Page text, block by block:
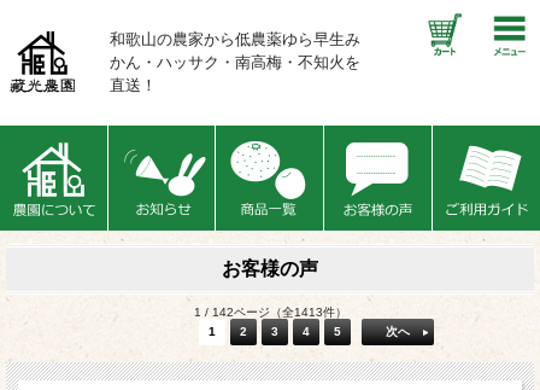
和歌山の農家から低農薬ゆら早生み
かん・ハッサク・南高梅・不知火を
直送！
お客様の声
1 / 142ページ（全1413件）
1
2 3 4 5 次へ